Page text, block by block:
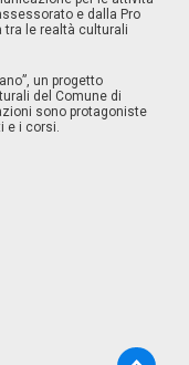
e dalla Pro
tra le realtà culturali
un progetto
del Comune di
sono protagoniste
e i corsi.